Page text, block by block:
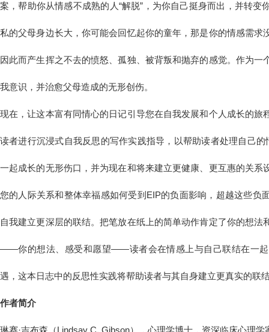
案，帮助你从情感不成熟的人“解脱”，为你自己挺身而出，并转变
私的父母身边长大，你可能会回忆起你的童年，那是你的情感需求
因此而产生挥之不去的愤怒、孤独、被背叛和抛弃的感觉。作为一
我意识，并治愈父母造成的无形创伤。
现在，让这本富有同情心的日记引导您在自我发展和个人成长的旅
读者进行沉浸式自我反思的写作实践指导，以帮助读者处理自己
一起成长的无形伤口，并为现在和将来建立更健康、更互惠的关系
您的人际关系和整体幸福感如何受到EIP的负面影响，超越这些负
自我建立更深层的联结。把笔放在纸上的简单动作肯定了你的想法
——你的想法、感受和愿望——读者会在情感上与自己联结在一起
遇，这本日志中的反思性实践将帮助读者与其自身建立更真实的联
作者简介